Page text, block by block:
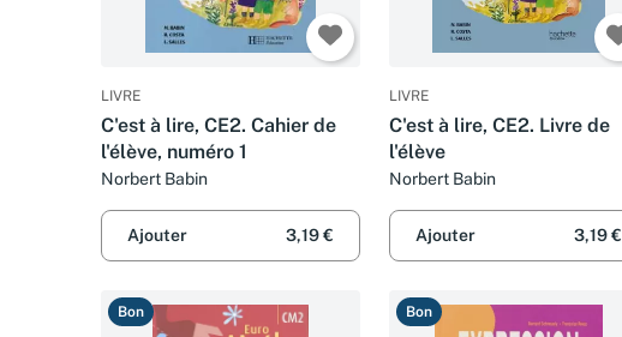
LIVRE
C'est à lire, CE2. Cahier de
l'élève, numéro 1
Norbert Babin
Ajouter 3,19 €
LIVRE
C'est à lire, CE2. Livre de
l'élève
Norbert Babin
Ajouter 3,19 €
Bon Bon